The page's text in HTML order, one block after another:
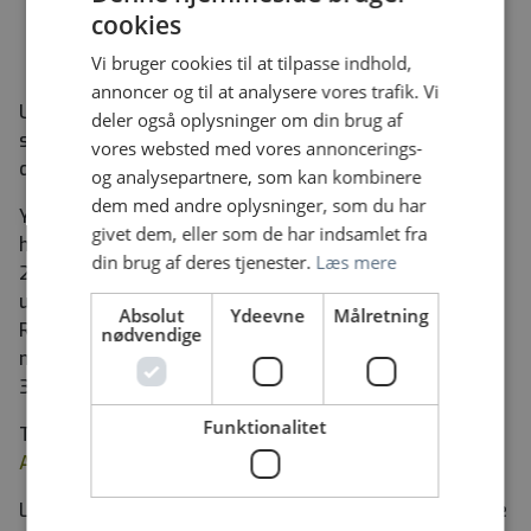
kvalitetssikring af radioaktive sporstoffer
forudgående kendskab til specialet er en fordel,
men ikke en betingelse.
Ud fra dine kvalifikationer og erfaringer finder vi
sammen ud af, hvilket afsnit og opgaver, der matcher
dine kompetencer og udviklingsønsker bedst.
Yderligere oplysninger om stillingerne kan fås ved
henvendelse til overbioanalytiker Christian Juhl på
2325 5484, e-mailchrjuh@rm.dk.(afholder ferie i
ugerne 28-29-30) eller overbioanalytiker Tanja Würtz
Rasmussen på 4046 5159, e-
mail
tanja.rasmussen@rm.dk(afholder ferie i ugerne
30-31-32)
Tjek gerne vores hjemmeside udNuklearmedicin -
Aarhus Universitetshospital.
Løn og ansættelsesforhold sker i henhold til gældende
cookies
Vi bruger cookies til at tilpasse indhold,
annoncer og til at analysere vores trafik. Vi
deler også oplysninger om din brug af
vores websted med vores annoncerings-
og analysepartnere, som kan kombinere
dem med andre oplysninger, som du har
givet dem, eller som de har indsamlet fra
din brug af deres tjenester. Læs mere
Absolut
nødvendige
Ydeevne Målretning
Funktionalitet